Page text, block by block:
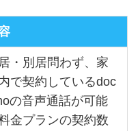
・別居問わず、家
で契約しているdoc
の音声通話が可能
金プランの契約数